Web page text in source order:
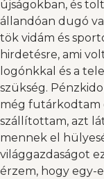
újságokban, és
állandóan dugó
tök vidám és
hirdetésre, ami
logónkkal és a
szükség.
még futárkodtam
szállítottam, azt
mennek el
világgazdaságot
érzem, hogy egy-